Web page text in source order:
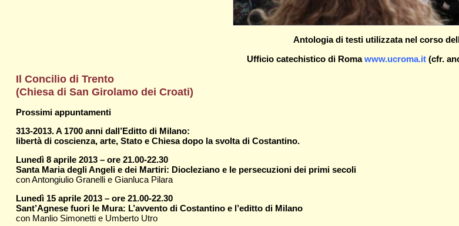
Antologia di testi utilizzata nel corso
Ufficio catechistico di Romawww.ucroma.it (cfr.
Il Concilio di Trento
(Chiesa di San Girolamo dei Croati)
Prossimi appuntamenti
313-2013. A 1700 anni dall’Editto di Milano:
libertà di coscienza, arte, Stato e Chiesa dopo la svolta di Costantino.
Lunedì 8 aprile 2013 – ore 21.00-22.30
Santa Maria degli Angeli e dei Martiri: Diocleziano e le persecuzioni dei primi secoli
con Antongiulio Granelli e Gianluca Pilara
Lunedì 15 aprile 2013 – ore 21.00-22.30
Sant’Agnese fuori le Mura: L’avvento di Costantino e l’editto di Milano
con Manlio Simonetti e Umberto Utro